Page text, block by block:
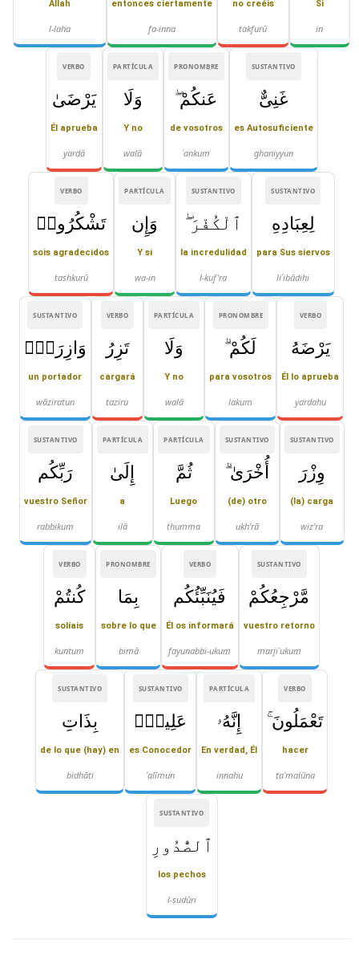
Si
in
no creéis
takfurū
entonces ciertamente
fa-inna
Allah
l-laha
SUSTANTIVO
غَنِىٌّ
es Autosuficiente
ghaniyyun
PRONOMBRE
عَنكُمْ ۖ
de vosotros
ʿankum
PARTÍCULA
وَلَا
Y no
walā
VERBO
يَرْضَىٰ
Él aprueba
yarḍā
SUSTANTIVO
لِعِبَادِهِ
para Sus siervos
liʿibādihi
SUSTANTIVO
ٱلْكُفْرَ ۖ
la incredulidad
l-kuf'ra
PARTÍCULA
وَإِن
Y si
wa-in
VERBO
تَشْكُرُوا۟
sois agradecidos
tashkurū
VERBO
يَرْضَهُ
Él lo aprueba
yarḍahu
PRONOMBRE
لَكُمْ ۗ
para vosotros
lakum
PARTÍCULA
وَلَا
Y no
walā
VERBO
تَزِرُ
cargará
taziru
SUSTANTIVO
وَازِرَةٌۭ
un portador
wāziratun
SUSTANTIVO
وِزْرَ
(la) carga
wiz'ra
SUSTANTIVO
أُخْرَىٰ ۗ
(de) otro
ukh'rā
PARTÍCULA
ثُمَّ
Luego
thumma
PARTÍCULA
إِلَىٰ
a
ilā
SUSTANTIVO
رَبِّكُم
vuestro Señor
rabbikum
SUSTANTIVO
مَّرْجِعُكُمْ
vuestro retorno
marjiʿukum
VERBO
فَيُنَبِّئُكُم
Él os informará
fayunabbi-ukum
PRONOMBRE
بِمَا
sobre lo que
bimā
VERBO
كُنتُمْ
solíais
kuntum
VERBO
تَعْمَلُونَ ۚ
hacer
taʿmalūna
PARTÍCULA
إِنَّهُۥ
En verdad, Él
innahu
SUSTANTIVO
عَلِيمٌۢ
es Conocedor
ʿalīmun
SUSTANTIVO
بِذَاتِ
de lo que (hay) en
bidhāti
SUSTANTIVO
ٱلصُّدُورِ
los pechos
l-ṣudūri